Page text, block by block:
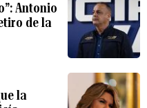
Antonio
de la
la